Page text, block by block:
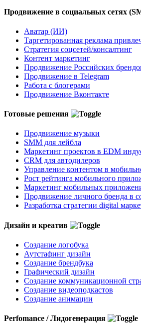
Продвижение в социальных сетях
Аватар (ИИ)
Таргетированная реклама
Стратегия соцсетей/консалтинг
Контент маркетинг
Продвижение Российских
Продвижение в Telegram
Работа с блогерами
Продвижение Вконтакте
Готовые решения
Продвижение музыки
SMM для лейбла
Маркетинг проектов в EDM
CRM для автодилеров
Управление контентом в
Рост рейтинга мобильного
Маркетинг мобильных
Продвижение личного бренда в
Разработка стратегии digital
Дизайн и креатив
Создание логобука
Аутстафинг дизайн
Создание брендбука
Графический дизайн
Создание коммуникационной
Создание видеоподкастов
Создание анимации
Perfomance / Лидогенерация